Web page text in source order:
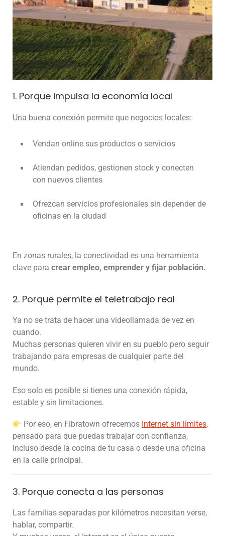
1. Porque impulsa la economía local
Una buena conexión permite que negocios locales:
Vendan online sus productos o servicios
Atiendan pedidos, gestionen stock y conecten
con nuevos clientes
Ofrezcan servicios profesionales sin depender de
oficinas en la ciudad
En zonas rurales, la conectividad es una herramienta
clave para crear empleo, emprender y fijar población.
2. Porque permite el teletrabajo real
Ya no se trata de hacer una videollamada de vez en
cuando.
Muchas personas quieren vivir en su pueblo pero seguir
trabajando para empresas de cualquier parte del
mundo.
Eso solo es posible si tienes una conexión rápida,
estable y sin limitaciones.
Por eso, en Fibratown ofrecemos Internet sin límites,
pensado para que puedas trabajar con confianza,
incluso desde la cocina de tu casa o desde una oficina
en la calle principal.
3. Porque conecta a las personas
Las familias separadas por kilómetros necesitan verse,
hablar, compartir.